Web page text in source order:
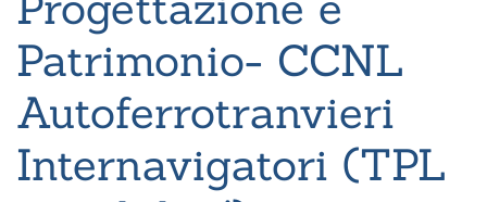
Patrimonio- CCNL
Autoferrotranvieri
Internavigatori (TPL